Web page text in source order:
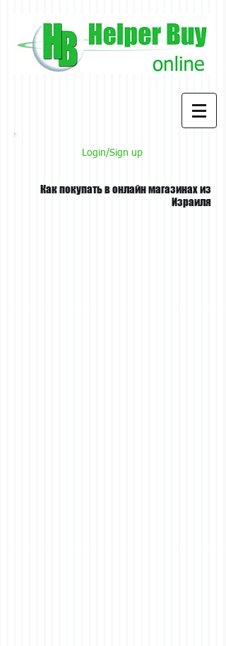
Login/Sign up
Как покупать в онлайн магазинах из
Израиля